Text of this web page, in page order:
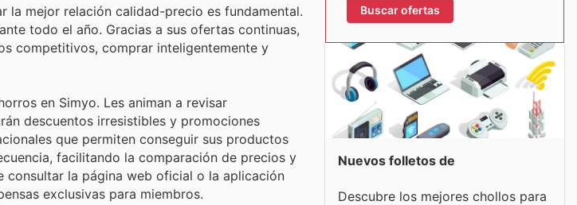
la mejor relación calidad-precio es fundamental.
todo el año. Gracias a sus ofertas continuas,
competitivos, comprar inteligentemente y
en Simyo. Les animan a revisar
descuentos irresistibles y promociones
que permiten conseguir sus productos
facilitando la comparación de precios y
la página web oficial o la aplicación
exclusivas para miembros.
Buscar ofertas
Nuevos folletos de
Descubre los mejores chollos para